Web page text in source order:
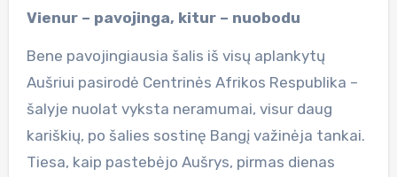
Vienur – pavojinga, kitur – nuobodu
Bene pavojingiausia šalis iš visų aplankytų
Aušriui pasirodė Centrinės Afrikos Respublika –
šalyje nuolat vyksta neramumai, visur daug
kariškių, po šalies sostinę Bangį važinėja tankai.
Tiesa, kaip pastebėjo Aušrys, pirmas dienas